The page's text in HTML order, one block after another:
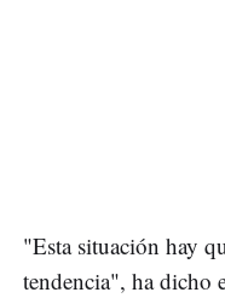
"Esta situación hay
tendencia", ha dicho